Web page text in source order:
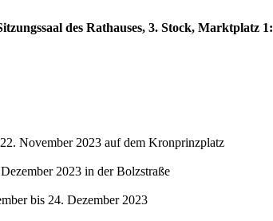
des Rathauses, 3. Stock, Marktplatz 1:
November 2023 auf dem Kronprinzplatz
2023 in der Bolzstraße
bis 24. Dezember 2023